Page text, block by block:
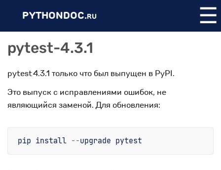
PYTHONDOC.RU ☰
pytest-4.3.1
pytest 4.3.1 только что был выпущен в PyPI.
Это выпуск с исправлениями ошибок, не
являющийся заменой. Для обновления:
pip install --upgrade pytest